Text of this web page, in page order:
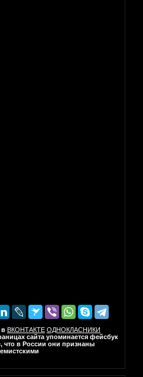
в ВКОНТАКТЕ ОДНОКЛАСНИКИ
сайта упоминается фейсбук
что в России они признаны